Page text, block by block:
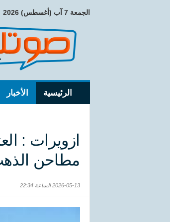
الجمعة 7 آب (أغسطس) 2026
الرئيسية الأخبار
ازويرات :
مطاحن
2026-05-13 الساعة 22:34